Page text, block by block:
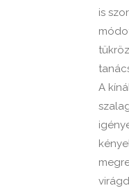
is
A